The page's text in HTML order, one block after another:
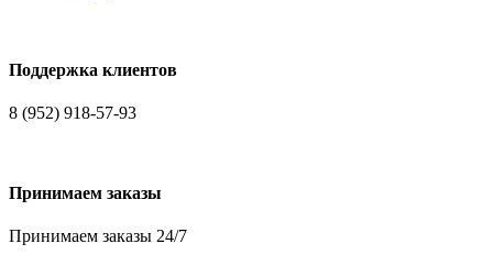
Поддержка клиентов
8 (952) 918-57-93
Принимаем заказы
Принимаем заказы 24/7